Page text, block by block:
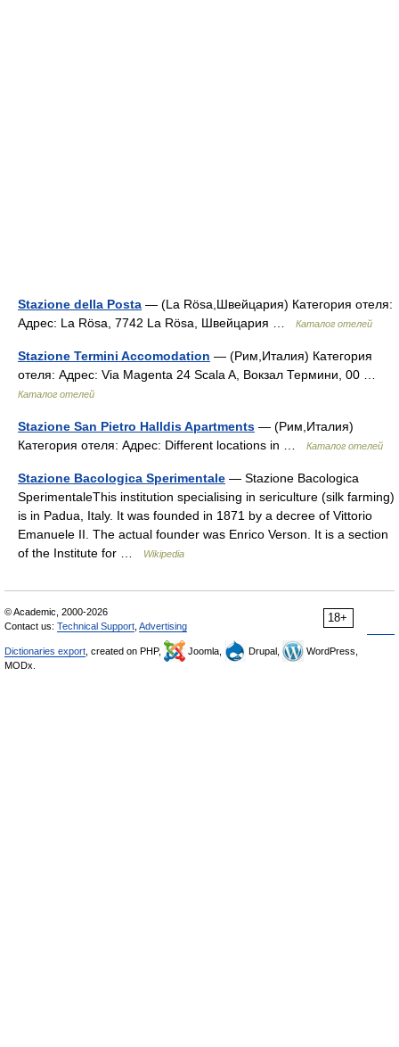
Stazione della Posta — (La Rösa,Швейцария) Категория отеля:
Адрес: La Rösa, 7742 La Rösa, Швейцария …
Каталог отелей
Stazione Termini Accomodation — (Рим,Италия) Категория
отеля: Адрес: Via Magenta 24 Scala A, Вокзал Термини, 00 …
Каталог отелей
Stazione San Pietro Halldis Apartments — (Рим,Италия)
Категория отеля: Адрес: Different locations in …
Каталог отелей
Stazione Bacologica Sperimentale — Stazione Bacologica
SperimentaleThis institution specialising in sericulture (silk farming)
is in Padua, Italy. It was founded in 1871 by a decree of Vittorio
Emanuele II. The actual founder was Enrico Verson. It is a section
of the Institute for …
Wikipedia
18+
© Academic, 2000-2026
Contact us: Technical Support Advertising
Dictionaries export , created on PHP, Joomla, Drupal,
WordPress,
MODx.